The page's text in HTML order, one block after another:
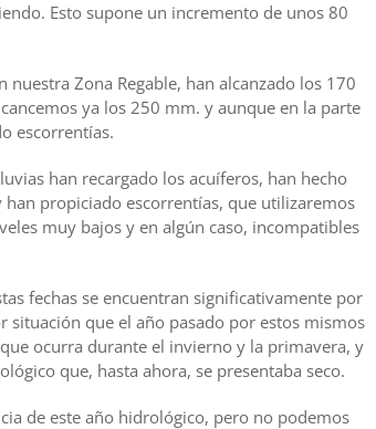
Esto supone un incremento de unos 80
Zona Regable, han alcanzado los 170
ya los 250 mm. y aunque en la parte
escorrentías.
han recargado los acuíferos, han hecho
propiciado escorrentías, que utilizaremos
muy bajos y en algún caso, incompatibles
fechas se encuentran significativamente por
que el año pasado por estos mismos
ocurra durante el invierno y la primavera, y
que, hasta ahora, se presentaba seco.
de este año hidrológico, pero no podemos